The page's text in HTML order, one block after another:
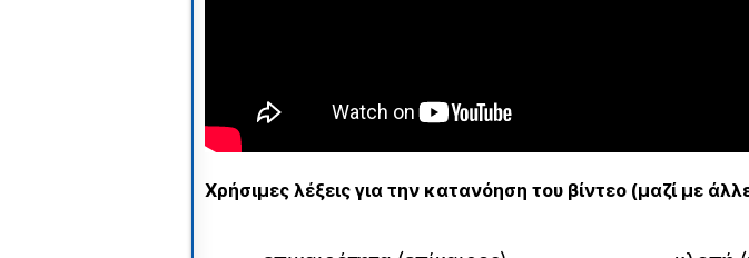
Χρήσιμες λέξεις για την κατανόηση του βίντεο (μαζί με